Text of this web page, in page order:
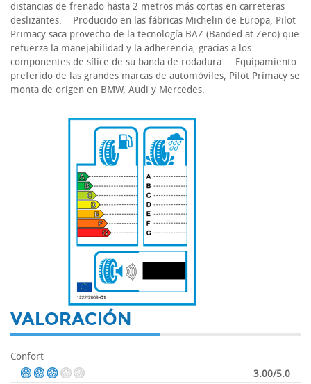
distancias de frenado hasta 2 metros más cortas en carreteras
deslizantes. Producido en las fábricas Michelin de Europa, Pilot
Primacy saca provecho de la tecnología BAZ (Banded at Zero) que
refuerza la manejabilidad y la adherencia, gracias a los
componentes de sílice de su banda de rodadura. Equipamiento
preferido de las grandes marcas de automóviles, Pilot Primacy se
monta de origen en BMW, Audi y Mercedes.
VALORACIÓN
Confort
3.00/5.0